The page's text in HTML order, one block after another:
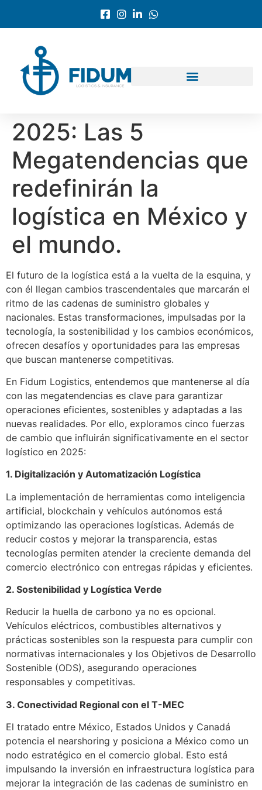
2025: Las 5
Megatendencias que
redefinirán la
logística en México y
el mundo.
El futuro de la logística está a la vuelta de la esquina, y
con él llegan cambios trascendentales que marcarán el
ritmo de las cadenas de suministro globales y
nacionales. Estas transformaciones, impulsadas por la
tecnología, la sostenibilidad y los cambios económicos,
ofrecen desafíos y oportunidades para las empresas
que buscan mantenerse competitivas.
En Fidum Logistics, entendemos que mantenerse al día
con las megatendencias es clave para garantizar
operaciones eficientes, sostenibles y adaptadas a las
nuevas realidades. Por ello, exploramos cinco fuerzas
de cambio que influirán significativamente en el sector
logístico en 2025:
1. Digitalización y Automatización Logística
La implementación de herramientas como inteligencia
artificial, blockchain y vehículos autónomos está
optimizando las operaciones logísticas. Además de
reducir costos y mejorar la transparencia, estas
tecnologías permiten atender la creciente demanda del
comercio electrónico con entregas rápidas y eficientes.
2. Sostenibilidad y Logística Verde
Reducir la huella de carbono ya no es opcional.
Vehículos eléctricos, combustibles alternativos y
prácticas sostenibles son la respuesta para cumplir con
normativas internacionales y los Objetivos de Desarrollo
Sostenible (ODS), asegurando operaciones
responsables y competitivas.
3. Conectividad Regional con el T-MEC
El tratado entre México, Estados Unidos y Canadá
potencia el nearshoring y posiciona a México como un
nodo estratégico en el comercio global. Esto está
impulsando la inversión en infraestructura logística para
mejorar la integración de las cadenas de suministro en